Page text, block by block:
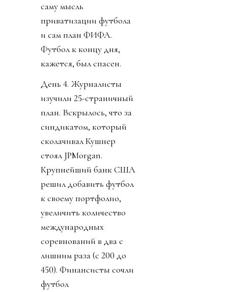
саму мысль
приватизации футбола
и сам план ФИФА.
Футбол к концу дня,
кажется, был спасен.
День 4. Журналисты
изучили 25-страничный
план. Вскрылось, что за
синдикатом, который
сколачивал Кушнер
стоял JPMorgan.
Крупнейший банк США
решил добавить футбол
к своему портфолио,
увеличить количество
международных
соревнований в два с
лишним раза (с 200 до
450). Финансисты сочли
футбол